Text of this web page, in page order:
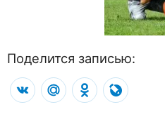
Поделится записью:
VK Mail.RuOdnoklassniki